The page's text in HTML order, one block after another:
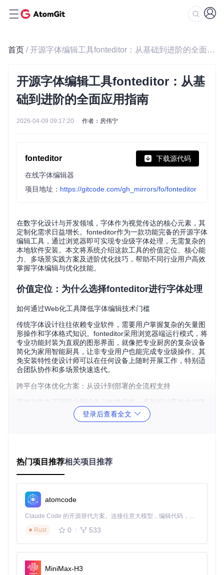
首页 / 开源字体编辑工具fonteditor：从基础到进阶的全面应用指南
开源字体编辑工具fonteditor：从基
础到进阶的全面应用指南
2026-04-09 09:17:20 作者：房伟宁
fonteditor 下载源代码
在线字体编辑器
项目地址： https://gitcode.com/gh_mirrors/fo/fonteditor
在数字化设计与开发领域，字体作为视觉传达的核心元素，其
定制化需求日益增长。fonteditor作为一款功能完备的开源字体
编辑工具，通过浏览器即可实现专业级字体处理，无需复杂的
本地软件安装。本文将系统介绍这款工具的价值定位、核心能
力、多场景实践方案及进阶优化技巧，帮助不同行业用户高效
掌握字体编辑与优化技能。
价值定位：为什么选择fonteditor进行字体处理
如何通过Web化工具降低字体编辑技术门槛
传统字体设计往往依赖专业软件，需要用户掌握复杂的矢量图
形操作和字体格式知识。fonteditor采用浏览器端运行模式，将
专业功能封装为直观的图形界面，就像把专业厨房的复杂设备
简化为家用智能厨具，让非专业用户也能完成专业级操作。其
免安装特性使设计师可以在任何设备上随时开展工作，特别适
合团队协作和多场景快速迭代。
跨平台字体优化方案：从设计到部署的全流程支持
字体文件在不同平台和设备上的兼容性一直是设计开发中的痛
点。fonteditor提供从字体创建、编辑到多格式导出的完整工作
流，就像一个万能的适配器，能够将原始设计转换为各种设备
核心能力：fonteditor的技术特性与应用价值
多格式兼容系统如何解决字体文件转换难题
fonteditor支持TTF、WOFF、WOFF2、OTF、SVG、EOT等
多种主流字体格式的导入与导出，相当于一个字体格式的"多
格式
登录后查看全文
热门项目推荐相关项目推荐
atomcode
Claude Code 的开源替代方案。连接任意大模型，编辑代码，运行命令，自动验证 — 全自动执行。用 Rust 构建，极致性能。 ｜ An open-source alternative to Claude Code. Connect any LLM, edit code, run commands, and verify changes — autonomously. Built in Rust for speed. Get Started
Rust
0 533
MiniMax-H3